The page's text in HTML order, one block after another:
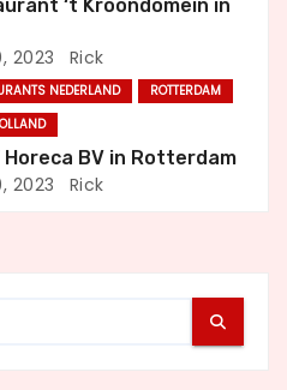
‘t Kroondomein in
2023 Rick
NEDERLAND
ROTTERDAM
Horeca BV in Rotterdam
2023 Rick